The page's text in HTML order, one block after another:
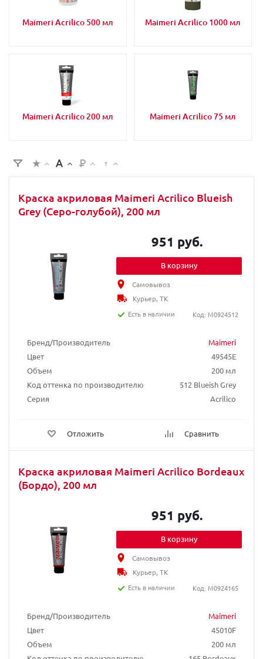
Maimeri Acrilico 500 мл Maimeri Acrilico 1000 мл
Maimeri Acrilico 200 мл Maimeri Acrilico 75 мл
Краска акриловая Maimeri Acrilico Blueish
Grey (Серо-голубой), 200 мл
Бренд/Производитель
Maimeri
Цвет
49545E
Объем
200 мл
Код оттенка по производителю
512 Blueish Grey
Серия
Acrilico
Отложить Сравнить
951 руб.
В корзину
Самовывоз
Курьер, ТК
Есть в наличии
Код: M0924512
Краска акриловая Maimeri Acrilico Bordeaux
(Бордо), 200 мл
Бренд/Производитель
Maimeri
Цвет
45010F
Объем
200 мл
951 руб.
В корзину
Самовывоз
Курьер, ТК
Есть в наличии
Код: M0924165